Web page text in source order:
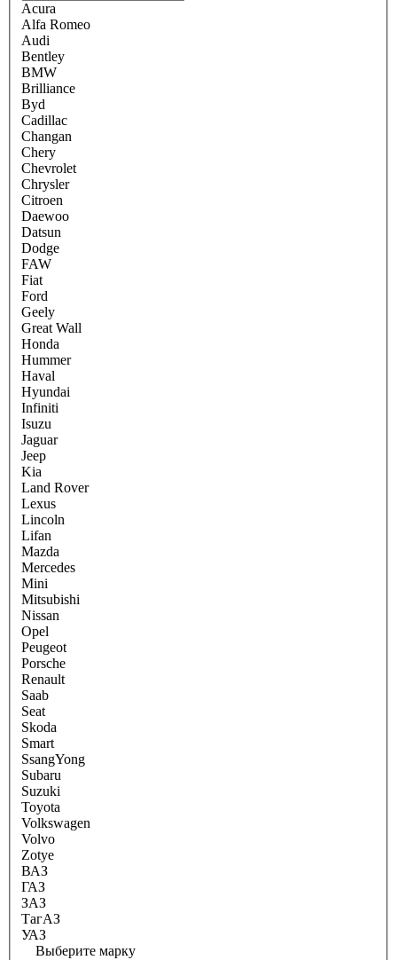
Acura
Alfa Romeo
Audi
Bentley
BMW
Brilliance
Byd
Cadillac
Changan
Chery
Chevrolet
Chrysler
Citroen
Daewoo
Datsun
Dodge
FAW
Fiat
Ford
Geely
Great Wall
Honda
Hummer
Haval
Hyundai
Infiniti
Isuzu
Jaguar
Jeep
Kia
Land Rover
Lexus
Lincoln
Lifan
Mazda
Mercedes
Mini
Mitsubishi
Nissan
Opel
Peugeot
Porsche
Renault
Saab
Seat
Skoda
Smart
SsangYong
Subaru
Suzuki
Toyota
Volkswagen
Volvo
Zotye
ВАЗ
ГАЗ
ЗАЗ
ТагАЗ
УАЗ
Выберите марку